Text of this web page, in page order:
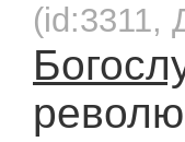
(id:3311,